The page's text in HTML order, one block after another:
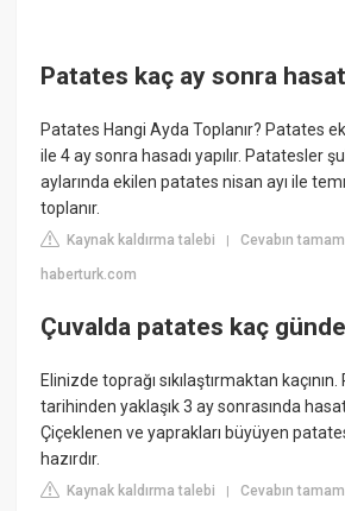
Patates kaç ay sonra
Patates Hangi Ayda Toplanır? Patates
ile 4 ay sonra hasadı yapılır. Patatesler
aylarında ekilen patates nisan ayı ile
toplanır.
Kaynak kaldırma talebi |Cevabın
haberturk.com
Çuvalda patates kaç
Elinizde toprağı sıkılaştırmaktan
tarihinden yaklaşık 3 ay sonrasında
Çiçeklenen ve yaprakları büyüyen
hazırdır.
Kaynak kaldırma talebi |Cevabın